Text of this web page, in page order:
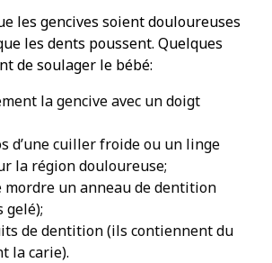
les gencives soient douloureuses
les dents poussent. Quelques
de soulager le bébé:
la gencive avec un doigt
d’une cuiller froide ou un linge
la région douloureuse;
mordre un anneau de dentition
de dentition (ils contiennent du
la carie).